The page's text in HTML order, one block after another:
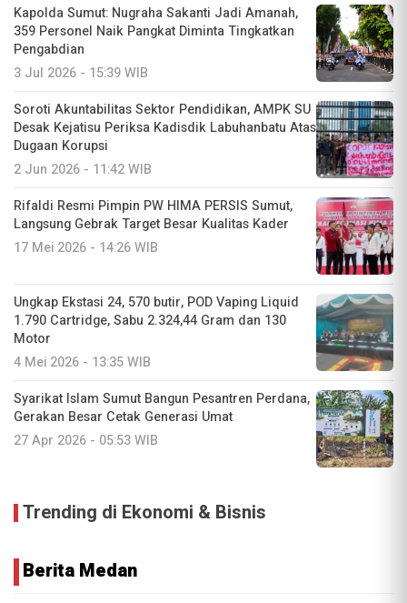
Kapolda Sumut: Nugraha Sakanti Jadi Amanah,
359 Personel Naik Pangkat Diminta Tingkatkan
Pengabdian
3 Jul 2026 - 15:39 WIB
Soroti Akuntabilitas Sektor Pendidikan, AMPK SU
Desak Kejatisu Periksa Kadisdik Labuhanbatu Atas
Dugaan Korupsi
2 Jun 2026 - 11:42 WIB
Rifaldi Resmi Pimpin PW HIMA PERSIS Sumut,
Langsung Gebrak Target Besar Kualitas Kader
17 Mei 2026 - 14:26 WIB
Ungkap Ekstasi 24, 570 butir, POD Vaping Liquid
1.790 Cartridge, Sabu 2.324,44 Gram dan 130
Motor
4 Mei 2026 - 13:35 WIB
Syarikat Islam Sumut Bangun Pesantren Perdana,
Gerakan Besar Cetak Generasi Umat
27 Apr 2026 - 05:53 WIB
Trending di Ekonomi & Bisnis
Berita Medan